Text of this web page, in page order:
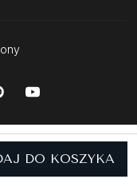
DO KOSZYKA